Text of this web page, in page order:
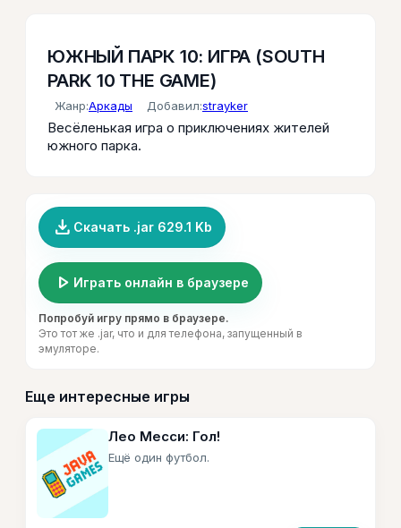
ЮЖНЫЙ ПАРК 10: ИГРА (SOUTH
PARK 10 THE GAME)
Жанр:Аркады Добавил:strayker
Весёленькая игра о приключениях жителей
южного парка.
file_download Скачать .jar 629.1 Kb
play_arrow Играть онлайн в браузере
Попробуй игру прямо в браузере.
Это тот же .jar, что и для телефона, запущенный в
эмуляторе.
Еще интересные игры
Лео Месси: Гол!
Ещё один футбол.